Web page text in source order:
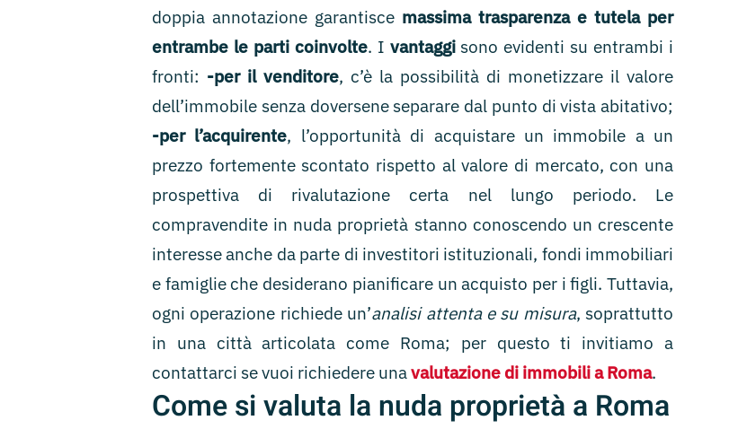
doppia annotazione garantisce massima trasparenza e tutela per
entrambe le parti coinvolte. I vantaggisono evidenti su entrambi i
fronti: -per il venditore, c’è la possibilità di monetizzare il valore
dell’immobile senza doversene separare dal punto di vista abitativo;
-per l’acquirente, l’opportunità di acquistare un immobile a un
prezzo fortemente scontato rispetto al valore di mercato, con una
prospettiva di rivalutazione certa nel lungo periodo. Le
compravendite in nuda proprietà stanno conoscendo un crescente
interesse anche da parte di investitori istituzionali, fondi immobiliari
e famiglie che desiderano pianificare un acquisto per i figli. Tuttavia,
ogni operazione richiede un’analisi attenta e su misura, soprattutto
in una città articolata come Roma; per questo ti invitiamo a
contattarci se vuoi richiedere unavalutazione di immobili a Roma.
Come si valuta la nuda proprietà a Roma